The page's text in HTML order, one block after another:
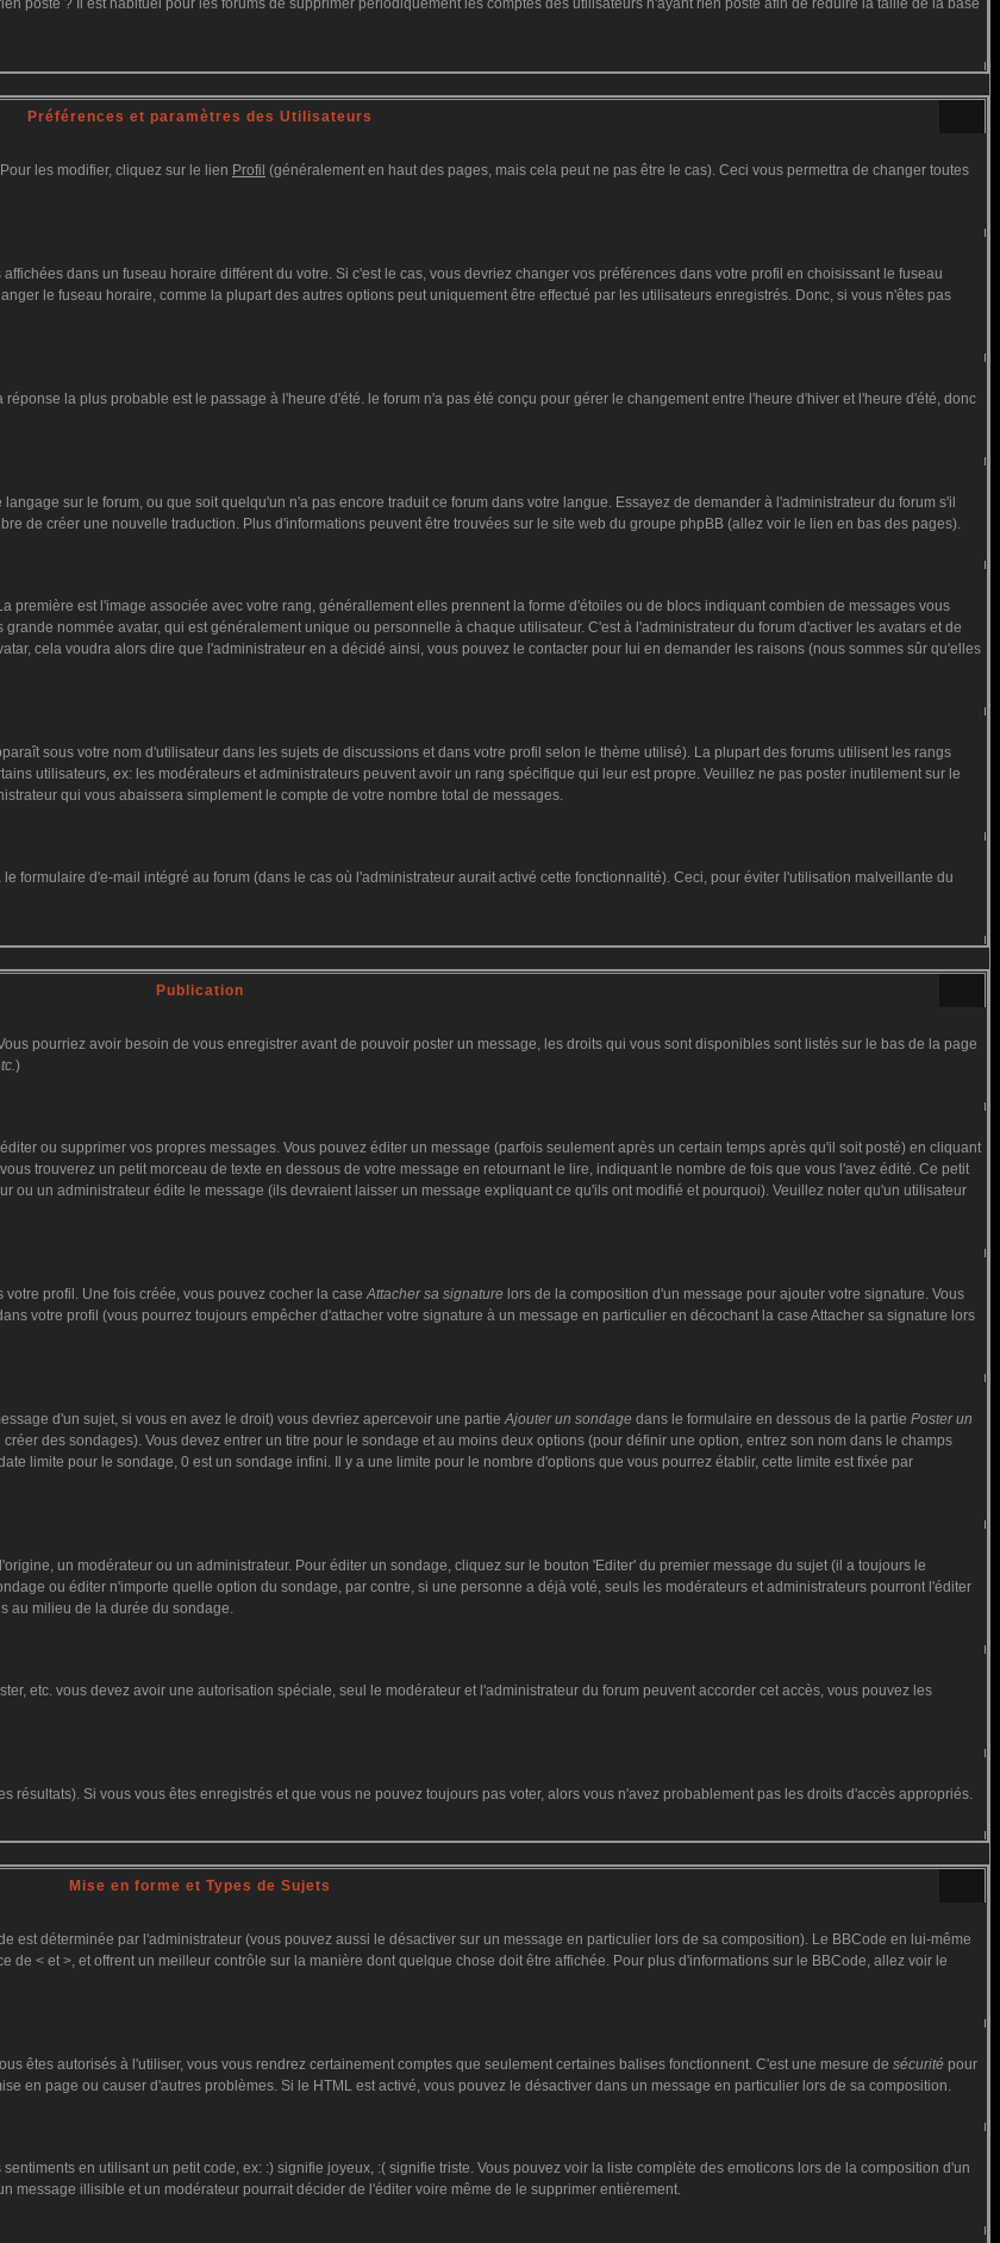
posté ? Il est habituel pour les forums de supprimer périodiquement les comptes des utilisateurs n'ayant rien posté afin de réduire la taille de la base
Préférences et paramètres des Utilisateurs
les modifier, cliquez sur le lien Profil (généralement en haut des pages, mais cela peut ne pas être le cas). Ceci vous permettra de changer toutes
dans un fuseau horaire différent du votre. Si c'est le cas, vous devriez changer vos préférences dans votre profil en choisissant le fuseau
le fuseau horaire, comme la plupart des autres options peut uniquement être effectué par les utilisateurs enregistrés. Donc, si vous n'êtes pas
la plus probable est le passage à l'heure d'été. le forum n'a pas été conçu pour gérer le changement entre l'heure d'hiver et l'heure d'été, donc
sur le forum, ou que soit quelqu'un n'a pas encore traduit ce forum dans votre langue. Essayez de demander à l'administrateur du forum s'il
de créer une nouvelle traduction. Plus d'informations peuvent être trouvées sur le site web du groupe phpBB (allez voir le lien en bas des pages).
première est l'image associée avec votre rang, générallement elles prennent la forme d'étoiles ou de blocs indiquant combien de messages vous
nommée avatar, qui est généralement unique ou personnelle à chaque utilisateur. C'est à l'administrateur du forum d'activer les avatars et de
cela voudra alors dire que l'administrateur en a décidé ainsi, vous pouvez le contacter pour lui en demander les raisons (nous sommes sûr qu'elles
sous votre nom d'utilisateur dans les sujets de discussions et dans votre profil selon le thème utilisé). La plupart des forums utilisent les rangs
utilisateurs, ex: les modérateurs et administrateurs peuvent avoir un rang spécifique qui leur est propre. Veuillez ne pas poster inutilement sur le
qui vous abaissera simplement le compte de votre nombre total de messages.
formulaire d'e-mail intégré au forum (dans le cas où l'administrateur aurait activé cette fonctionnalité). Ceci, pour éviter l'utilisation malveillante du
Publication
pourriez avoir besoin de vous enregistrer avant de pouvoir poster un message, les droits qui vous sont disponibles sont listés sur le bas de la page
)
ou supprimer vos propres messages. Vous pouvez éditer un message (parfois seulement après un certain temps après qu'il soit posté) en cliquant
trouverez un petit morceau de texte en dessous de votre message en retournant le lire, indiquant le nombre de fois que vous l'avez édité. Ce petit
un administrateur édite le message (ils devraient laisser un message expliquant ce qu'ils ont modifié et pourquoi). Veuillez noter qu'un utilisateur
profil. Une fois créée, vous pouvez cocher la caseAttacher sa signature lors de la composition d'un message pour ajouter votre signature. Vous
votre profil (vous pourrez toujours empêcher d'attacher votre signature à un message en particulier en décochant la case Attacher sa signature lors
d'un sujet, si vous en avez le droit) vous devriez apercevoir une partieAjouter un sondage dans le formulaire en dessous de la partie Poster un
des sondages). Vous devez entrer un titre pour le sondage et au moins deux options (pour définir une option, entrez son nom dans le champs
limite pour le sondage, 0 est un sondage infini. Il y a une limite pour le nombre d'options que vous pourrez établir, cette limite est fixée par
un modérateur ou un administrateur. Pour éditer un sondage, cliquez sur le bouton 'Editer' du premier message du sujet (il a toujours le
ou éditer n'importe quelle option du sondage, par contre, si une personne a déjà voté, seuls les modérateurs et administrateurs pourront l'éditer
au milieu de la durée du sondage.
etc. vous devez avoir une autorisation spéciale, seul le modérateur et l'administrateur du forum peuvent accorder cet accès, vous pouvez les
Si vous vous êtes enregistrés et que vous ne pouvez toujours pas voter, alors vous n'avez probablement pas les droits d'accès appropriés.
Mise en forme et Types de Sujets
est déterminée par l'administrateur (vous pouvez aussi le désactiver sur un message en particulier lors de sa composition). Le BBCode en lui-même
< et >, et offrent un meilleur contrôle sur la manière dont quelque chose doit être affichée. Pour plus d'informations sur le BBCode, allez voir le
êtes autorisés à l'utiliser, vous vous rendrez certainement comptes que seulement certaines balises fonctionnent. C'est une mesure de sécurité pour
en page ou causer d'autres problèmes. Si le HTML est activé, vous pouvez le désactiver dans un message en particulier lors de sa composition.
en utilisant un petit code, ex: :) signifie joyeux, :( signifie triste. Vous pouvez voir la liste complète des emoticons lors de la composition d'un
message illisible et un modérateur pourrait décider de l'éditer voire même de le supprimer entièrement.